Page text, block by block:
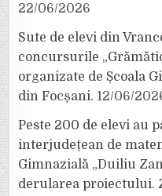
22/06/2026
Sute de elevi din
concursurile
organizate de Școala
din Focșani. 12/06/
Peste 200 de elevi au
interjudețean de
Gimnazială „Duiliu
derularea proiectului.